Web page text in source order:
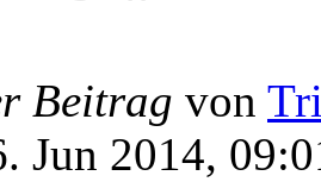
Beitrag von
Jun 2014,